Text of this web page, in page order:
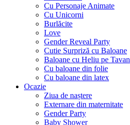
Cu Personaje Animate
Cu Unicorni
Burlăcite
Love
Gender Reveal Party
Cutie Surpriză cu Baloane
Baloane cu Heliu pe Tavan
Cu baloane din folie
Cu baloane din latex
Ocazie
Ziua de naștere
Externare din maternitate
Gender Party
Baby Shower